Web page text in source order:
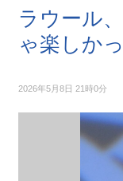
ラウール
ゃ楽しか
2026年5月8日 21時0分